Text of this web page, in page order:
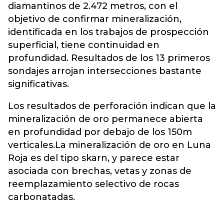
diamantinos de 2.472 metros, con el
objetivo de confirmar mineralización,
identificada en los trabajos de prospección
superficial, tiene continuidad en
profundidad. Resultados de los 13 primeros
sondajes arrojan intersecciones bastante
significativas.
Los resultados de perforación indican que la
mineralización de oro permanece abierta
en profundidad por debajo de los 150m
verticales.La mineralización de oro en Luna
Roja es del tipo skarn, y parece estar
asociada con brechas, vetas y zonas de
reemplazamiento selectivo de rocas
carbonatadas.